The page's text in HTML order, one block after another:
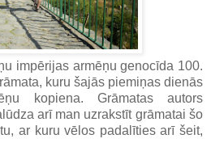
impērijas armēņu genocīda 100.
kuru šajās piemiņas dienās
kopiena. Grāmatas autors
arī man uzrakstīt grāmatai šo
ar kuru vēlos padalīties arī šeit,